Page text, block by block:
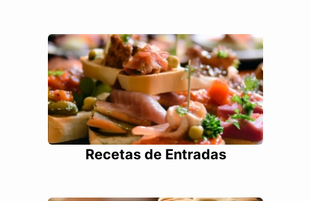
Recetas de Entradas